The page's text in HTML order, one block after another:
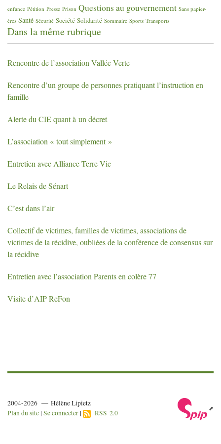
enfance Pétition Presse Prison Questions au gouvernement Sans papier-
ères Santé Sécurité Société Solidarité Sommaire Sports Transports
Dans la même rubrique
Rencontre de l’association Vallée Verte
Rencontre d’un groupe de personnes pratiquant l’instruction en
famille
Alerte du CIEquant à un décret
L’association « tout simplement »
Entretien avec Alliance Terre Vie
Le Relais de Sénart
C’est dans l’air
Collectif de victimes, familles de victimes, associations de
victimes de la récidive, oubliées de la conférence de consensus sur
la récidive
Entretien avec l’association Parents en colère 77
Visite d’AIPReFon
2004-2026 — Hélène Lipietz
Plan du site | Se connecter | RSS 2.0